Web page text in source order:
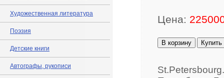
Художественная литература
Поэзия
Детские книги
Автографы, рукописи
Цена:
В корзину Купить